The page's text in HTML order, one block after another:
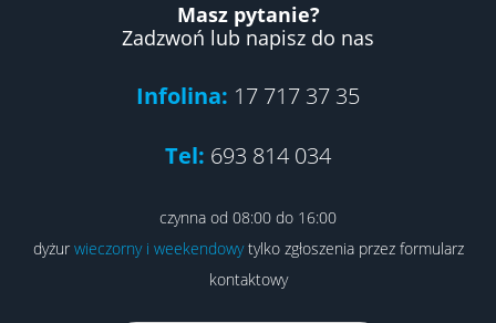
Masz pytanie?
Zadzwoń lub napisz do nas
Infolina: 17 717 37 35
Tel: 693 814 034
czynna od 08:00 do 16:00
dyżur wieczorny i weekendowytylko zgłoszenia przez formularz
kontaktowy